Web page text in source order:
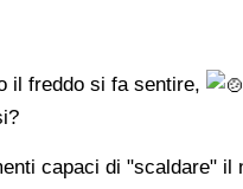
il freddo si fa sentire,
capaci di "scaldare" il